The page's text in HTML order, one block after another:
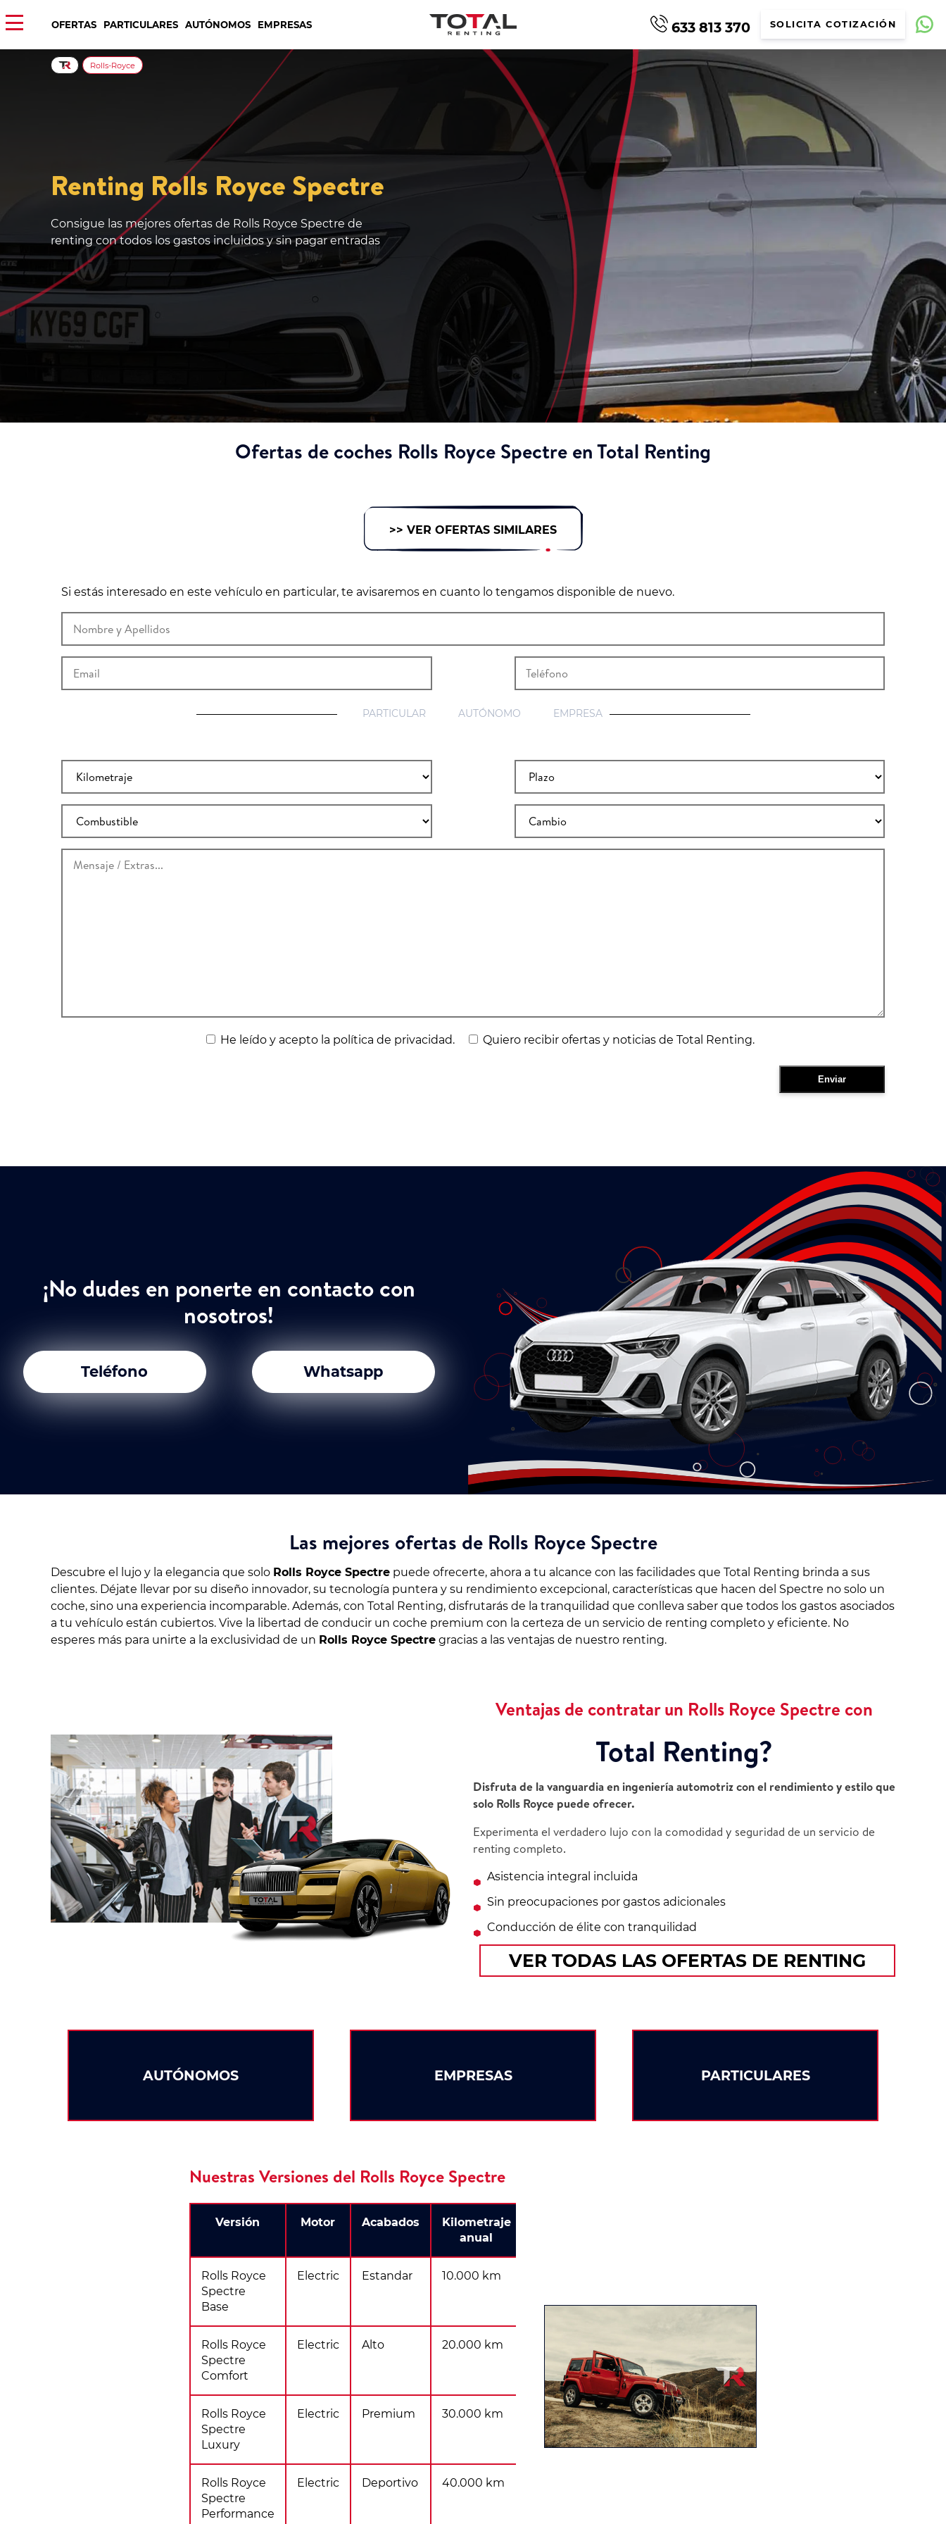
OFERTAS PARTICULARES AUTÓNOMOS EMPRESAS 633 813 370 SOLICITA COTIZACIÓN
Renting Rolls Royce Spectre
Consigue las mejores ofertas de Rolls Royce Spectre de
renting con todos los gastos incluidos y sin pagar entradas
Rolls-Royce
Ofertas de coches Rolls Royce Spectre en Total Renting
>> VER OFERTAS SIMILARES
Si estás interesado en este vehículo en particular, te avisaremos en cuanto lo tengamos disponible de nuevo.
PARTICULAR AUTÓNOMO EMPRESA
He leído y acepto la política de privacidad. Quiero recibir ofertas y noticias de Total Renting.
¡No dudes en ponerte en contacto con
nosotros!
Teléfono Whatsapp
Las mejores ofertas de Rolls Royce Spectre
Descubre el lujo y la elegancia que solo Rolls Royce Spectre puede ofrecerte, ahora a tu alcance con las facilidades que Total Renting brinda a sus
clientes. Déjate llevar por su diseño innovador, su tecnología puntera y su rendimiento excepcional, características que hacen del Spectre no solo un
coche, sino una experiencia incomparable. Además, con Total Renting, disfrutarás de la tranquilidad que conlleva saber que todos los gastos asociados
a tu vehículo están cubiertos. Vive la libertad de conducir un coche premium con la certeza de un servicio de renting completo y eficiente. No
esperes más para unirte a la exclusividad de un Rolls Royce Spectre gracias a las ventajas de nuestro renting.
Ventajas de contratar un Rolls Royce Spectre con
Total Renting?
Disfruta de la vanguardia en ingeniería automotriz con el rendimiento y estilo que
solo Rolls Royce puede ofrecer.
Experimenta el verdadero lujo con la comodidad y seguridad de un servicio de
renting completo.
Asistencia integral incluida
Sin preocupaciones por gastos adicionales
Conducción de élite con tranquilidad
VER TODAS LAS OFERTAS DE RENTING
PARTICULARES
AUTÓNOMOS EMPRESAS
Nuestras Versiones del Rolls Royce Spectre
Versión Motor Acabados
Kilometraje
anual
Rolls Royce
Spectre
Base
Electric Estandar 10.000 km
Rolls Royce
Spectre
Comfort
Electric Alto 20.000 km
Rolls Royce
Spectre
Luxury
Electric Premium 30.000 km
Rolls Royce
Spectre
Performance
Electric Deportivo 40.000 km